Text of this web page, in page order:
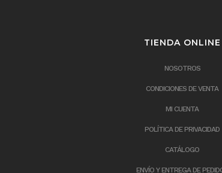
TIENDA ONLINE
NOSOTROS
CONDICIONES DE VENTA
MI CUENTA
POLÍTICA DE PRIVACIDAD
CATÁLOGO
ENVÍO Y ENTREGA DE